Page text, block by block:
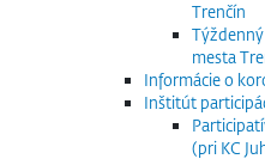
Trenčín
mesta
Informácie o
Inštitút
(pri KC